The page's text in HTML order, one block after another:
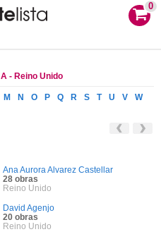
0
A - Reino Unido
M N O P Q R S T U V
W
Ana Aurora Alvarez Castellar
28 obras
Reino Unido
David Agenjo
20 obras
Reino Unido